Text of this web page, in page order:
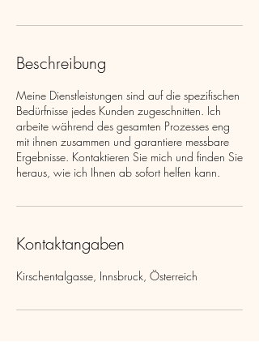
Beschreibung
Meine Dienstleistungen sind auf die spezifischen
Bedürfnisse jedes Kunden zugeschnitten. Ich
arbeite während des gesamten Prozesses eng
mit ihnen zusammen und garantiere messbare
Ergebnisse. Kontaktieren Sie mich und finden Sie
heraus, wie ich Ihnen ab sofort helfen kann.
Kontaktangaben
Kirschentalgasse, Innsbruck, Österreich